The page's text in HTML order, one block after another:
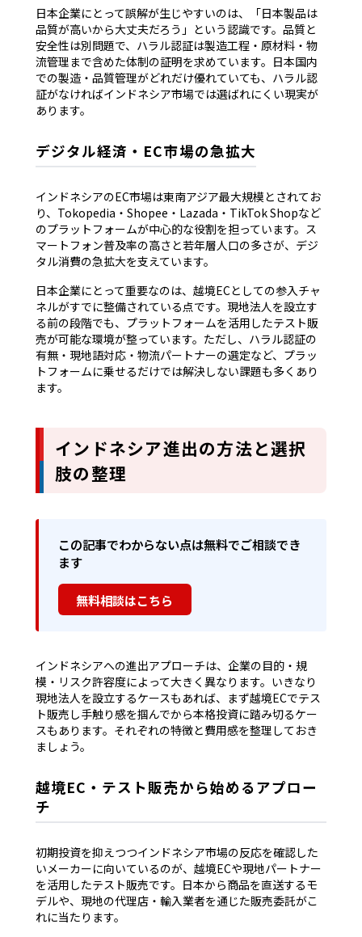
日本企業にとって誤解が生じやすいのは、「日本製品は
品質が高いから大丈夫だろう」という認識です。品質と
安全性は別問題で、ハラル認証は製造工程・原材料・物
流管理まで含めた体制の証明を求めています。日本国内
での製造・品質管理がどれだけ優れていても、ハラル認
証がなければインドネシア市場では選ばれにくい現実が
あります。
デジタル経済・EC市場の急拡大
インドネシアのEC市場は東南アジア最大規模とされてお
り、Tokopedia・Shopee・Lazada・TikTok Shopなど
のプラットフォームが中心的な役割を担っています。ス
マートフォン普及率の高さと若年層人口の多さが、デジ
タル消費の急拡大を支えています。
日本企業にとって重要なのは、越境ECとしての参入チャ
ネルがすでに整備されている点です。現地法人を設立す
る前の段階でも、プラットフォームを活用したテスト販
売が可能な環境が整っています。ただし、ハラル認証の
有無・現地語対応・物流パートナーの選定など、プラッ
トフォームに乗せるだけでは解決しない課題も多くあり
ます。
インドネシア進出の方法と選択
肢の整理
この記事でわからない点は無料でご相談でき
ます
無料相談はこちら
インドネシアへの進出アプローチは、企業の目的・規
模・リスク許容度によって大きく異なります。いきなり
現地法人を設立するケースもあれば、まず越境ECでテス
ト販売し手触り感を掴んでから本格投資に踏み切るケー
スもあります。それぞれの特徴と費用感を整理しておき
ましょう。
越境EC・テスト販売から始めるアプロー
チ
初期投資を抑えつつインドネシア市場の反応を確認した
いメーカーに向いているのが、越境ECや現地パートナー
を活用したテスト販売です。日本から商品を直送するモ
デルや、現地の代理店・輸入業者を通じた販売委託がこ
れに当たります。